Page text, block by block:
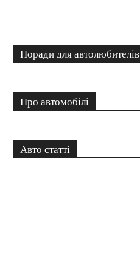
Поради для автолюбителів
Про автомобілі
Авто статті